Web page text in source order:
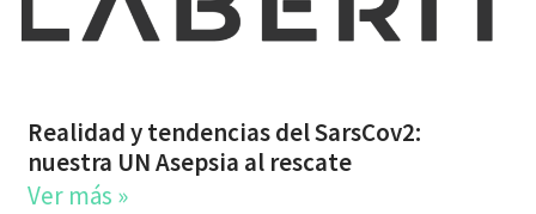
Realidad y tendencias del SarsCov2:
nuestra UN Asepsia al rescate
Ver más »